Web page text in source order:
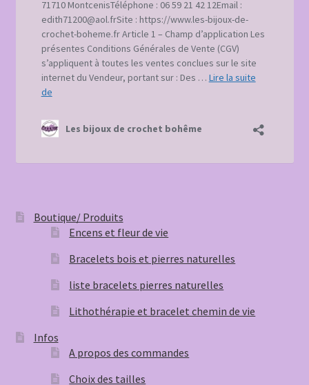
Boutique/ Produits
Encens et fleur de vie
Bracelets bois et pierres naturelles
liste bracelets pierres naturelles
Lithothérapie et bracelet chemin de vie
Infos
A propos des commandes
Choix des tailles